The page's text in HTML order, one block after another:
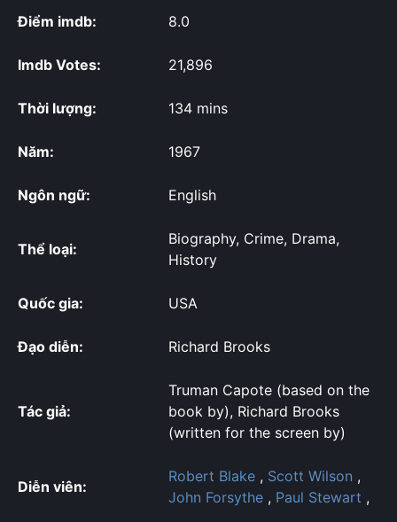
Điểm imdb: 8.0
Imdb Votes: 21,896
Thời lượng: 134 mins
Năm: 1967
Ngôn ngữ: English
Thể loại:
Biography, Crime, Drama,
History
Quốc gia: USA
Đạo diễn: Richard Brooks
Tác giả:
Truman Capote (based on the
book by), Richard Brooks
(written for the screen by)
Diễn viên:
Robert Blake , Scott Wilson ,
John Forsythe , Paul Stewart ,